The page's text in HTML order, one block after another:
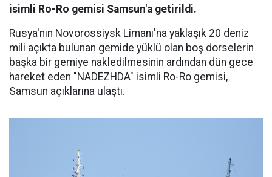
isimli Ro-Ro gemisi Samsun'a getirildi.
Rusya'nın Novorossiysk Limanı'na yaklaşık 20 deniz
mili açıkta bulunan gemide yüklü olan boş dorselerin
başka bir gemiye nakledilmesinin ardından dün gece
hareket eden "NADEZHDA" isimli Ro-Ro gemisi,
Samsun açıklarına ulaştı.